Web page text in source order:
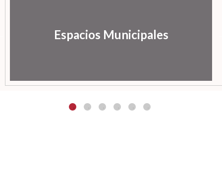
Espacios Municipales